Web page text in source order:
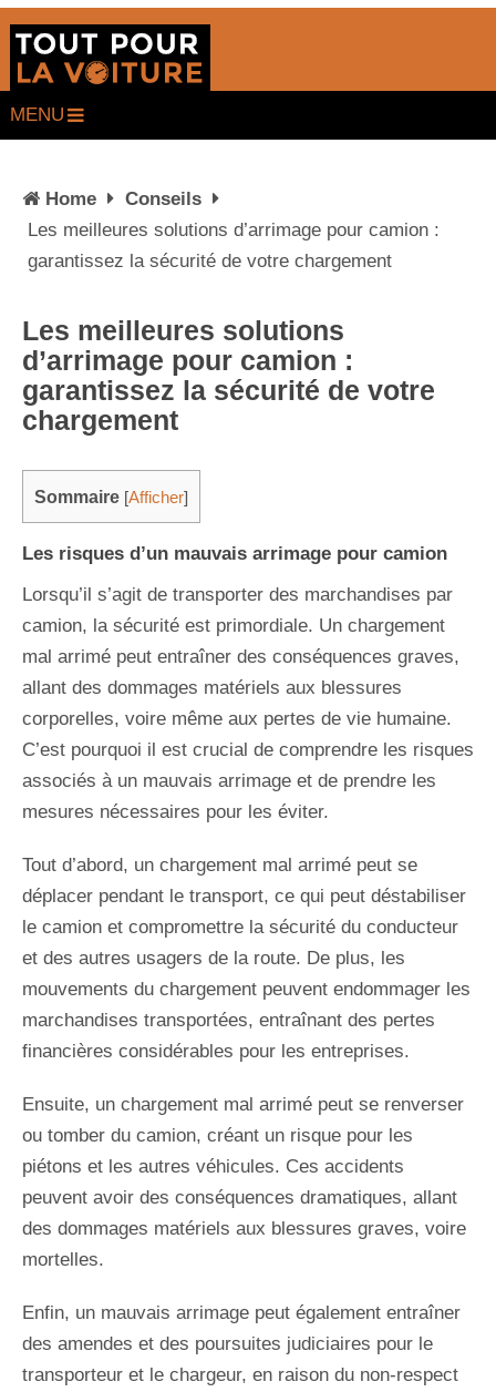
MENU
Home
Conseils
Les meilleures solutions d’arrimage pour camion :
garantissez la sécurité de votre chargement
Les meilleures solutions
d’arrimage pour camion :
garantissez la sécurité de votre
chargement
Sommaire [Afficher]
Les risques d’un mauvais arrimage pour camion
Lorsqu’il s’agit de transporter des marchandises par
camion, la sécurité est primordiale. Un chargement
mal arrimé peut entraîner des conséquences graves,
allant des dommages matériels aux blessures
corporelles, voire même aux pertes de vie humaine.
C’est pourquoi il est crucial de comprendre les risques
associés à un mauvais arrimage et de prendre les
mesures nécessaires pour les éviter.
Tout d’abord, un chargement mal arrimé peut se
déplacer pendant le transport, ce qui peut déstabiliser
le camion et compromettre la sécurité du conducteur
et des autres usagers de la route. De plus, les
mouvements du chargement peuvent endommager les
marchandises transportées, entraînant des pertes
financières considérables pour les entreprises.
Ensuite, un chargement mal arrimé peut se renverser
ou tomber du camion, créant un risque pour les
piétons et les autres véhicules. Ces accidents
peuvent avoir des conséquences dramatiques, allant
des dommages matériels aux blessures graves, voire
mortelles.
Enfin, un mauvais arrimage peut également entraîner
des amendes et des poursuites judiciaires pour le
transporteur et le chargeur, en raison du non-respect